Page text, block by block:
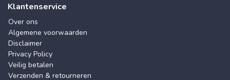
Klantenservice
Over ons
Algemene voorwaarden
Disclaimer
Privacy Policy
Veilig betalen
Verzenden & retourneren